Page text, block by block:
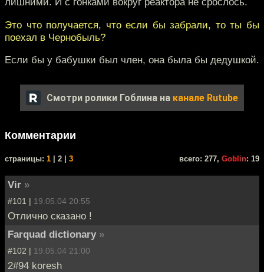
Это что получается, что если бы забрали, то ты бы
поехал в Чернобыль?
Если бы у бабушки был член, она была бы дедушкой.
Смотри ролики Гоблина на канале Rutube
Комментарии
cтраницы: 1 | 2 | 3 всего: 277, Goblin: 19
Vir »
#101 | 19.05.04 20:55
Отлично сказано !
Farquad dictionary »
#102 | 19.05.04 21:00
2#94 koresh